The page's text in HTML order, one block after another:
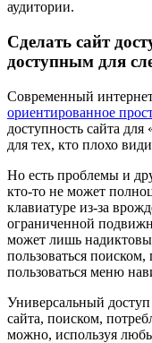
аудитории.
Сделать сайт
доступным для
Современный
ориентированное
доступность сайта
для тех, кто плохо
Но есть проблемы и
кто-то не может
клавиатуре из-за
ограниченной
может лишь
пользоваться поиском,
пользоваться меню
Универсальный
сайта, поиском,
можно, используя